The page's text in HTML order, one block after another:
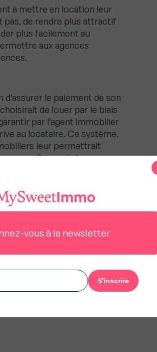
à mettre en location leur
pas, de rendre plus attractif
plus facilement au
aux agences
le paiement de son
de louer par le biais
par l’agent immobilier
au locataire. Ce système,
leur permettrait
Gagnant donc, pour
gagnant pour le
l’agent immobilier qui
attractivité.
le principal ressort de la
du dernier mois de
la tension. Pour mettre fin à
proposé d’obliger les
de protection inspiré des
La prise en compte de la
du locataire est un autre
vous à la newsletter